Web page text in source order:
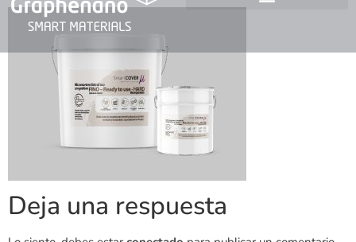
Deja una respuesta